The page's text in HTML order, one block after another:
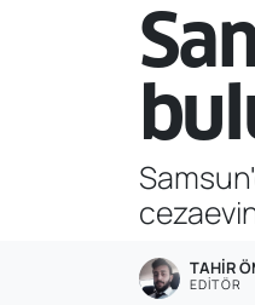
TAHIR
EDITÖR
Özel Haber
POLİTİKA
Siyaset